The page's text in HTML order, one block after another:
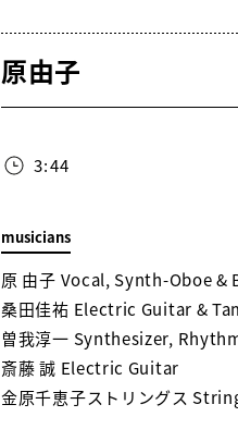
原由子
3:44
musicians
原 由子 Vocal, Synth-Oboe &
桑田佳祐 Electric Guitar &
曽我淳一 Synthesizer,
斎藤 誠 Electric Guitar
金原千恵子ストリングス